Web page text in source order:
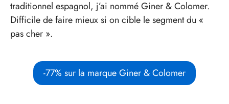
traditionnel espagnol, j’ai nommé Giner & Colomer.
Difficile de faire mieux si on cible le segment du «
pas cher ».
-77% sur la marque Giner & Colomer